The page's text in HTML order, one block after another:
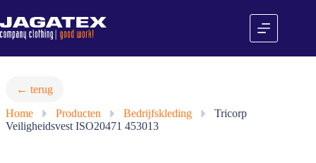
naar
de
inhoud
← terug
Home
» Producten » Bedrijfskleding »
Tricorp
Veiligheidsvest ISO20471 453013